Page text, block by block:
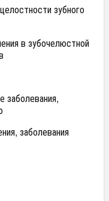
зубного
в зубочелюстной
заболевания,
заболевания